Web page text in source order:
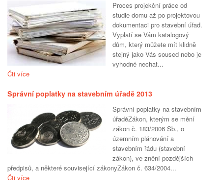
Proces projekční práce od
studie domu až po projektovou
dokumentaci pro stavební úřad.
Vyplatí se Vám katalogový
dům, který můžete mít klidně
stejný jako Vás soused nebo je
vyhodné nechat...
Čti více
Správní poplatky na stavebním úřadě 2013
Správní poplatky na stavebním
úřaděZákon, kterým se mění
zákon č. 183/2006 Sb., o
územním plánování a
stavebním řádu (stavební
zákon), ve znění pozdějších
předpisů, a některé související zákonyZákon č. 634/2004...
Čti více